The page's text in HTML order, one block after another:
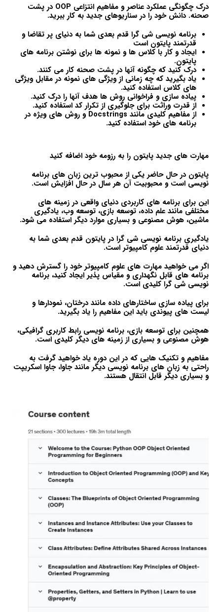
درک چگونگی عملکرد عناصر و مفاهیم انتزاعی OOP در پشت
صحنه. دانش خود را در سناریوهای جدید به کار ببرید.
برنامه نویسی شی گرا قدم بعدی شما به دنیای پر تقاضا و
قدرتمند پایتون است
ایجاد و کار با کلاس ها و نمونه ها برای نوشتن برنامه های
پایتون.
درک کنید که چگونه آنها در پشت صحنه کار می کنند.
یاد بگیرید که چه زمانی از ویژگی های نمونه در مقابل ویژگی
های کلاس استفاده کنید.
پیاده سازی و فراخوانی روش ها هدف آنها را درک کنید.
از قدرت وراثت برای جلوگیری از تکرار کد استفاده کنید.
از مفاهیم کلیدی مانند Docstrings و روش های ویژه در
برنامه های خود استفاده کنید.
مهارت های جدید پایتون را به رزومه خود اضافه کنید
پایتون در حال حاضر یکی از محبوب ترین زبان های برنامه
نویسی است و محبوبیت آن هر سال در حال افزایش است.
این برای برنامه های کاربردی دنیای واقعی در زمینه های
مختلفی مانند علم داده، توسعه بازی، توسعه وب، یادگیری
ماشین، هوش مصنوعی و بسیاری موارد دیگر استفاده می شود.
یادگیری برنامه نویسی شی گرا در پایتون قدم بعدی شما به
دنیای قدرتمند علوم کامپیوتر است.
اگر می خواهید مهارت های علوم کامپیوتر خود را گسترش دهید و
برنامه های قابل نگهداری و مقیاس پذیر ایجاد کنید، برنامه
نویسی شی گرا کلیدی است.
برای پیاده سازی ساختارهای داده مانند درختان، نمودارها و
لیست های پیوندی باید این مفاهیم را یاد بگیرید.
همچنین برای توسعه بازی، برنامه نویسی رابط کاربری گرافیکی،
هوش مصنوعی و بسیاری از زمینه های دیگر کلیدی است.
مفاهیم و تکنیک هایی که در این دوره یاد خواهید گرفت به
راحتی به زبان های برنامه نویسی دیگر مانند جاوا، جاوا اسکریپت
و بسیاری دیگر قابل انتقال هستند.